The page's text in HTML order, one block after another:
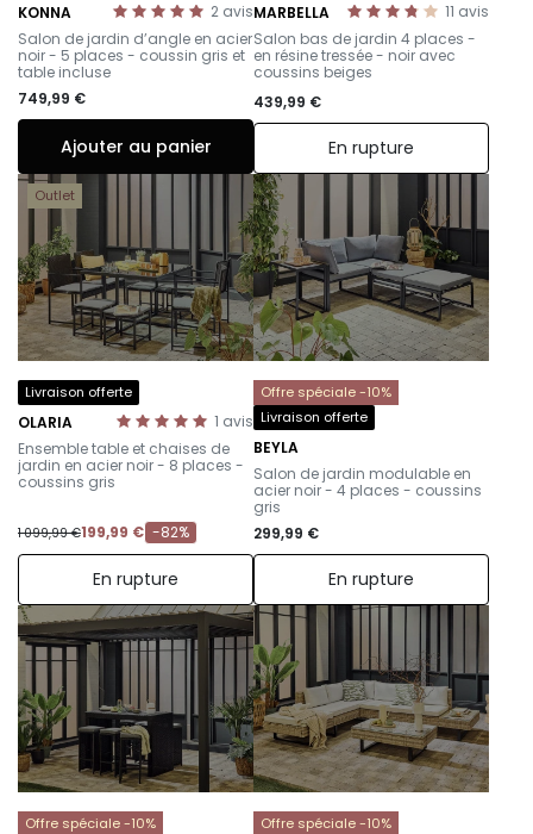
2 avis
KONNA
-
Salon de jardin d’angle en acier
noir - 5 places - coussin gris et
table incluse
749,99 €
Ajouter au panier
11 avis
MARBELLA
-
Salon bas de jardin 4 places -
en résine tressée - noir avec
coussins beiges
439,99 €
En rupture
Outlet
Livraison offerte
1 avis
OLARIA
-
Ensemble table et chaises de
jardin en acier noir - 8 places -
coussins gris
1 099,99 €199,99 € -82%
En rupture
Offre spéciale -10%
Livraison offerte
BEYLA
–
Salon de jardin modulable en
acier noir - 4 places - coussins
gris
299,99 €
En rupture
Offre spéciale -10%
Offre spéciale -10%